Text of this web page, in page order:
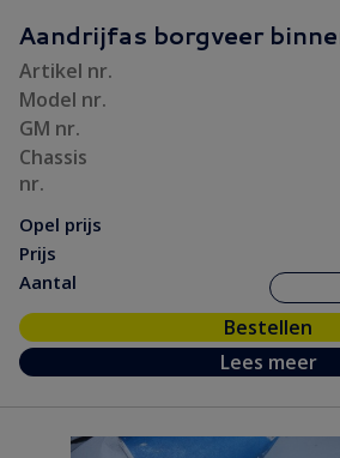
Motor / Koppeling(193)
Motorpakking/ Keerring
Ontsteking
Remmen / Wielen
Ruiten / Rubbers
Vooras / Stuurinrichting(55)
Aandrijfas borgveer
Artikel nr.
Model nr.
GM nr.
Chassis
nr.
Opel prijs
Prijs
Aantal
Bestellen
Lees meer